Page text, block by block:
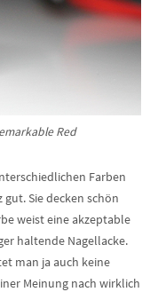
Red
Farben
Sie decken schön
weist eine akzeptable
haltende Nagellacke.
man ja auch keine
Meinung nach wirklich